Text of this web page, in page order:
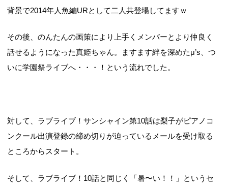
背景で2014年人魚編URとして二人共登場してますｗ
その後、のんたんの画策により上手くメンバーとより仲良く
話せるようになった真姫ちゃん。ますます絆を深めたμ’s、つ
いに学園祭ライブへ・・・！という流れでした。
対して、ラブライブ！サンシャイン第10話は梨子がピアノコ
ンクール出演登録の締め切りが迫っているメールを受け取る
ところからスタート。
そして、ラブライブ！10話と同じく「暑〜い！！」というセ